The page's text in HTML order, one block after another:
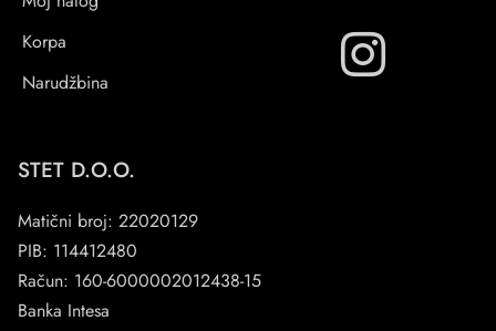
Korpa
Narudžbina
STET D.O.O.
Matični broj: 22020129
PIB: 114412480
Račun: 160-6000002012438-15
Banka Intesa